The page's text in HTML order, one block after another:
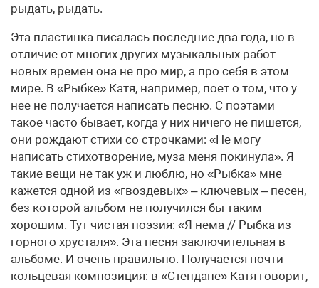
рыдать, рыдать.
Эта пластинка писалась последние два года, но в
отличие от многих других музыкальных работ
новых времен она не про мир, а про себя в этом
мире. В «Рыбке» Катя, например, поет о том, что у
нее не получается написать песню. С поэтами
такое часто бывает, когда у них ничего не пишется,
они рождают стихи со строчками: «Не могу
написать стихотворение, муза меня покинула». Я
такие вещи не так уж и люблю, но «Рыбка» мне
кажется одной из «гвоздевых» – ключевых – песен,
без которой альбом не получился бы таким
хорошим. Тут чистая поэзия: «Я нема // Рыбка из
горного хрусталя». Эта песня заключительная в
альбоме. И очень правильно. Получается почти
кольцевая композиция: в «Стендапе» Катя говорит,